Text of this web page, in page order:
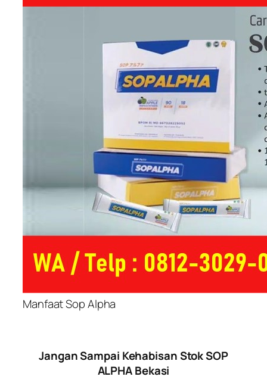
Manfaat Sop Alpha
Jangan Sampai Kehabisan Stok SOP
ALPHA Bekasi